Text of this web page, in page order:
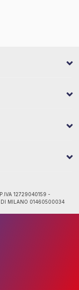
12729040159 -
DI MILANO 01460500034